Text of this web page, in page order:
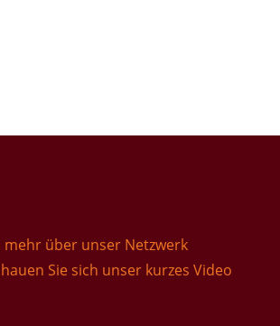
mehr über unser Netzwerk
Sie sich unser kurzes Video